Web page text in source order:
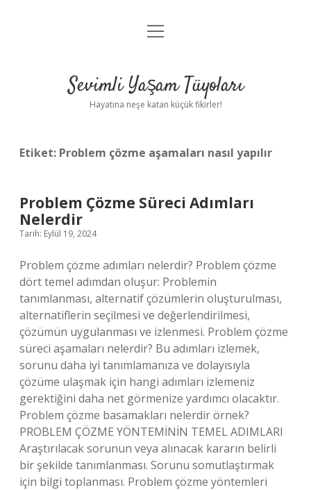
Anasayfa
Yasal Uyarı
menüyü
Sevimli Yaşam Tüyoları
Hayatına neşe katan küçük fikirler!
Etiket: Problem çözme aşamaları nasıl yapılır
Problem Çözme Süreci Adımları
Nelerdir
Tarih: Eylül 19, 2024
Problem çözme adımları nelerdir? Problem çözme
dört temel adımdan oluşur: Problemin
tanımlanması, alternatif çözümlerin oluşturulması,
alternatiflerin seçilmesi ve değerlendirilmesi,
çözümün uygulanması ve izlenmesi. Problem çözme
süreci aşamaları nelerdir? Bu adımları izlemek,
sorunu daha iyi tanımlamanıza ve dolayısıyla
çözüme ulaşmak için hangi adımları izlemeniz
gerektiğini daha net görmenize yardımcı olacaktır.
Problem çözme basamakları nelerdir örnek?
PROBLEM ÇÖZME YÖNTEMİNİN TEMEL ADIMLARI
Araştırılacak sorunun veya alınacak kararın belirli
bir şekilde tanımlanması. Sorunu somutlaştırmak
için bilgi toplanması. Problem çözme yöntemleri